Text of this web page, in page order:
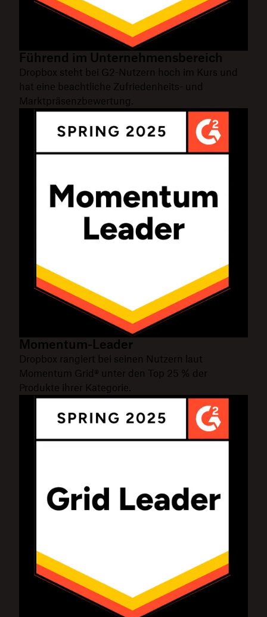
Führend im Unternehmensbereich
Dropbox steht bei G2-Nutzern hoch im Kurs und
hat eine beachtliche Zufriedenheits- und
Marktpräsenzbewertung.
Momentum-Leader
Dropbox rangiert bei seinen Nutzern laut
Momentum Grid® unter den Top 25 % der
Produkte ihrer Kategorie.